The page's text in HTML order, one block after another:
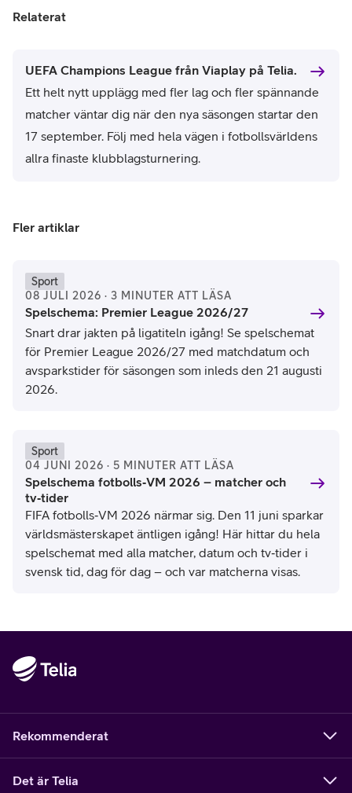
Relaterat
UEFA Champions League från Viaplay på Telia.
Ett helt nytt upplägg med fler lag och fler spännande
matcher väntar dig när den nya säsongen startar den
17 september. Följ med hela vägen i fotbollsvärldens
allra finaste klubblagsturnering.
Fler artiklar
Sport
08 JULI 2026 · 3 MINUTER ATT LÄSA
Spelschema: Premier League 2026/27
Snart drar jakten på ligatiteln igång! Se spelschemat
för Premier League 2026/27 med matchdatum och
avsparkstider för säsongen som inleds den 21 augusti
2026.
Sport
04 JUNI 2026 · 5 MINUTER ATT LÄSA
Spelschema fotbolls‑VM 2026 – matcher och
tv‑tider
FIFA fotbolls‑VM 2026 närmar sig. Den 11 juni sparkar
världsmästerskapet äntligen igång! Här hittar du hela
spelschemat med alla matcher, datum och tv‑tider i
svensk tid, dag för dag – och var matcherna visas.
Rekommenderat
Det är Telia